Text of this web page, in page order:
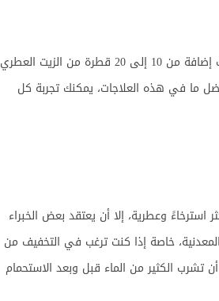
إضافة زيت أساسي إلى حمام الملح إبسوم يساعد على تحسين خصائصه ويمكنك إضافة من 10 إلى 20 قطرة من الزيت العطري
ما في هذه العلاجات، يمكنك تجربة كل
وعطرية، إلا أن يعتقد بعض الخبراء
المعدنية، خاصة إذا كنت ترغب في التخفيف من
تشرب الكثير من الماء قبل وبعد الاستحمام